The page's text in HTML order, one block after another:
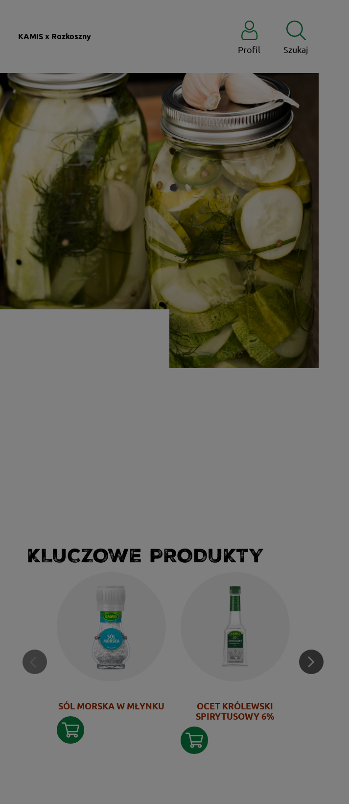
KAMIS x Rozkoszny
Profil Szukaj
KLUCZOWE PRODUKTY
SÓL MORSKA W MŁYNKU
OCET KRÓLEWSKI
SPIRYTUSOWY 6%